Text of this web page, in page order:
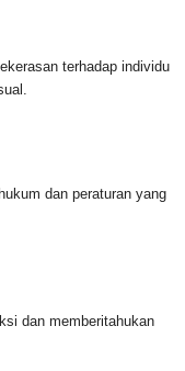
terhadap individu
dan peraturan yang
dan memberitahukan